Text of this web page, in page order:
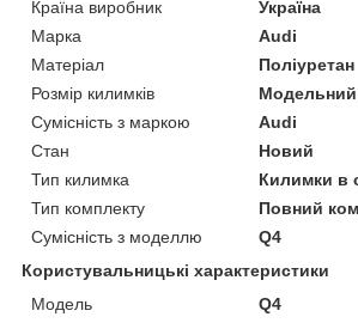
Країна виробник
Україна
Марка
Audi
Матеріал
Поліуретан
Розмір килимків
Модельний
Сумісність з маркою
Audi
Стан
Новий
Тип килимка
Килимки в
Тип комплекту
Повний
Сумісність з моделлю
Q4
Користувальницькі характеристики
Мoдель
Q4